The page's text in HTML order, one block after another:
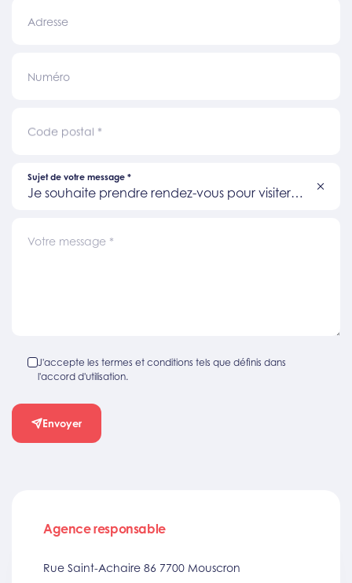
Adresse
Numéro
Code postal *
Sujet de votre message *
Je souhaite prendre rendez-vous pour visiter
Votre message *
J'accepte les termes et conditions tels que définis dans
l'accord d'utilisation.
Envoyer
Agence responsable
Rue Saint-Achaire 86 7700 Mouscron